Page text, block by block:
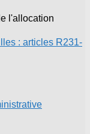
l'allocation
: articles R231-